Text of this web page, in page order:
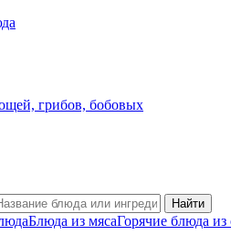
грибов, бобовых
Блюда из мясаГорячие блюда